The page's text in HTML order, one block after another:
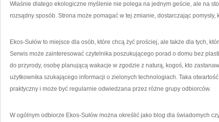
Właśnie dlatego ekologiczne myślenie nie polega na jednym geście, ale na
rozsądny sposób. Strona może pomagać w tej zmianie, dostarczając pomysły,
Ekos-Sułów to miejsce dla osób, które chcą żyć prościej, ale także dla tych,
Serwis może zainteresować czytelnika poszukującego porad o domu bez
do przyrody, osobę planującą wakacje w zgodzie z naturą, kogoś, kto
użytkownika szukającego informacji o zielonych technologiach. Taka
praktyczny i może być regularnie odwiedzana przez różne grupy odbiorców.
W ogólnym odbiorze Ekos-Sułów można określić jako blog dla świadomych